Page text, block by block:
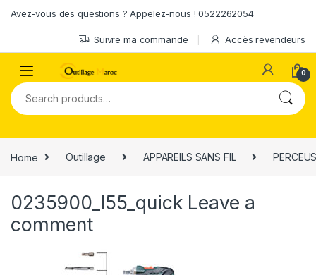
Avez-vous des questions ? Appelez-nous ! 0522262054
Suivre ma commande Accès revendeurs
0
Search for:
Home Outillage APPAREILS SANS FIL
0235900_l55_quick Leave a
comment